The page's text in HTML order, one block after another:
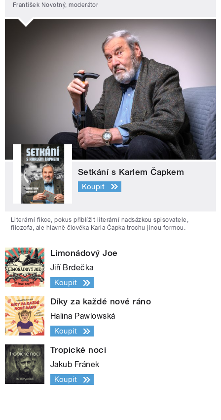
František Novotný, moderátor
Setkání s Karlem Čapkem
Koupit
Literární fikce, pokus přiblížit literární nadsázkou spisovatele,
filozofa, ale hlavně člověka Karla Čapka trochu jinou formou.
Limonádový Joe
Jiří Brdečka
Koupit
Díky za každé nové ráno
Halina Pawlowská
Koupit
Tropické noci
Jakub Fránek
Koupit